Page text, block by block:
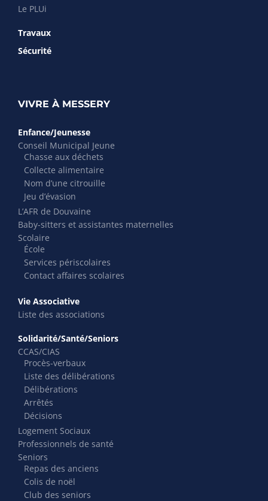
Le PLUi
Travaux
Sécurité
VIVRE À MESSERY
Enfance/Jeunesse
Conseil Municipal Jeune
Chasse aux déchets
Collecte alimentaire
Nom d’une citrouille
Jeu d’évasion
L’AFR de Douvaine
Baby-sitters et assistantes maternelles
Scolaire
École
Services périscolaires
Contact affaires scolaires
Vie Associative
Liste des associations
Solidarité/Santé/Seniors
CCAS/CIAS
Procès-verbaux
Liste des délibérations
Délibérations
Arrêtés
Décisions
Logement Sociaux
Professionnels de santé
Seniors
Repas des anciens
Colis de noël
Club des seniors